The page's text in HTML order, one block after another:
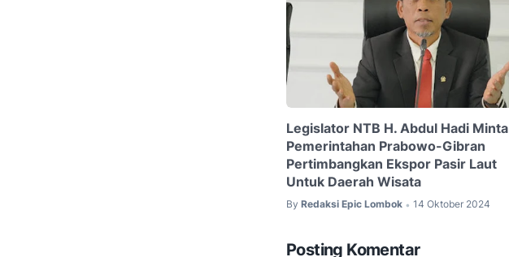
Legislator NTB H. Abdul Hadi Minta
Pemerintahan Prabowo-Gibran
Pertimbangkan Ekspor Pasir Laut
Untuk Daerah Wisata
By Redaksi Epic Lombok • 14 Oktober 2024
Posting Komentar